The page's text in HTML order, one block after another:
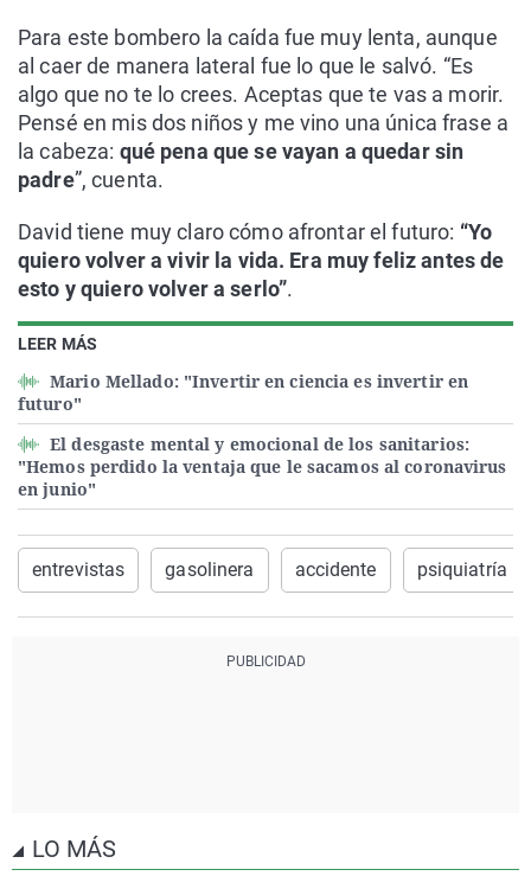
LEER MÁS
Mario Mellado: "Invertir en ciencia es invertir en
futuro"
El desgaste mental y emocional de los sanitarios:
"Hemos perdido la ventaja que le sacamos al coronavirus
en junio"
Para este bombero la caída fue muy lenta, aunque
al caer de manera lateral fue lo que le salvó. “Es
algo que no te lo crees. Aceptas que te vas a morir.
Pensé en mis dos niños y me vino una única frase a
la cabeza: qué pena que se vayan a quedar sin
padre”, cuenta.
David tiene muy claro cómo afrontar el futuro: “Yo
quiero volver a vivir la vida. Era muy feliz antes de
esto y quiero volver a serlo”.
entrevistas gasolinera accidente psiquiatría
LO MÁS